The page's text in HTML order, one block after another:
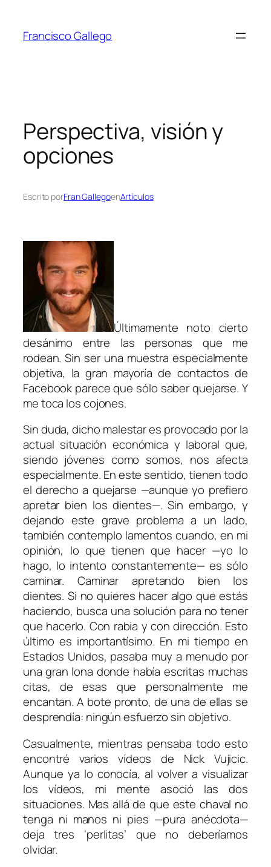
contenido
Francisco Gallego
Perspectiva, visión y
opciones
Escrito porFran GallegoenArtículos
Últimamente noto cierto
desánimo entre las personas que me
rodean. Sin ser una muestra especialmente
objetiva, la gran mayoría de contactos de
Facebook parece que sólo saber quejarse. Y
me toca los cojones.
Sin duda, dicho malestar es provocado por la
actual situación económica y laboral que,
siendo jóvenes como somos, nos afecta
especialmente. En este sentido, tienen todo
el derecho a quejarse —aunque yo prefiero
apretar bien los dientes—. Sin embargo, y
dejando este grave problema a un lado,
también contemplo lamentos cuando, en mi
opinión, lo que tienen que hacer —yo lo
hago, lo intento constantemente— es sólo
caminar. Caminar apretando bien los
dientes. Si no quieres hacer algo que estás
haciendo, busca una solución para no tener
que hacerlo. Con rabia y con dirección. Esto
último es importantísimo. En mi tiempo en
Estados Unidos, pasaba muy a menudo por
una gran lona donde había escritas muchas
citas, de esas que personalmente me
encantan. A bote pronto, de una de ellas se
desprendía: ningún esfuerzo sin objetivo.
Casualmente, mientras pensaba todo esto
encontré varios vídeos de Nick Vujicic.
Aunque ya lo conocía, al volver a visualizar
los vídeos, mi mente asoció las dos
situaciones. Mas allá de que este chaval no
tenga ni manos ni pies —pura anécdota—
deja tres ‘perlitas’ que no deberíamos
olvidar.